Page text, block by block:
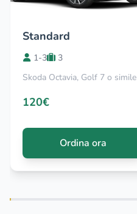
Standard
1-3
3
Skoda Octavia, Golf 7 o simile
120€
Ordina ora